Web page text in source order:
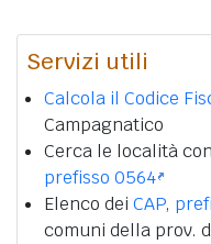
Servizi utili
Calcola il Codice
Campagnatico
Cerca le località con
prefisso 0564
Elenco dei CAP,
comuni della prov.